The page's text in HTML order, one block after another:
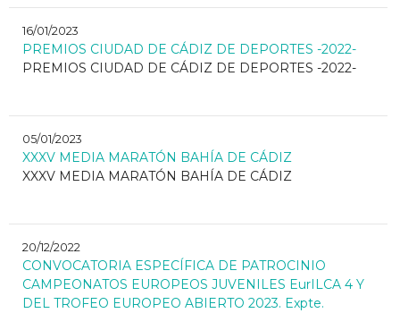
16/01/2023
PREMIOS CIUDAD DE CÁDIZ DE DEPORTES -2022-
PREMIOS CIUDAD DE CÁDIZ DE DEPORTES -2022-
05/01/2023
XXXV MEDIA MARATÓN BAHÍA DE CÁDIZ
XXXV MEDIA MARATÓN BAHÍA DE CÁDIZ
20/12/2022
CONVOCATORIA ESPECÍFICA DE PATROCINIO
CAMPEONATOS EUROPEOS JUVENILES EurILCA 4 Y
DEL TROFEO EUROPEO ABIERTO 2023. Expte.